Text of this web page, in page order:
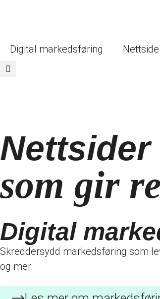
Digital markedsføring Nettside
som gir
Digital
Skreddersydd markedsføring som
og mer.